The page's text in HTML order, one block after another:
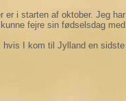
er i starten af oktober. Jeg
fejre sin fødselsdag
I kom til Jylland en sidste